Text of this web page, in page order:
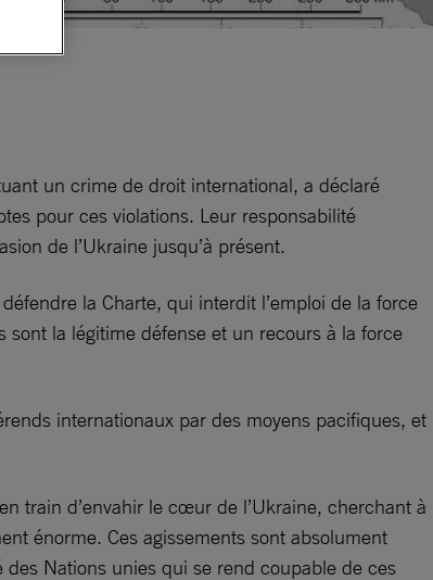
un crime de droit international, a déclaré
pour ces violations. Leur responsabilité
de l’Ukraine jusqu’à présent.
la Charte, qui interdit l’emploi de la force
sont la légitime défense et un recours à la force
internationaux par des moyens pacifiques, et
train d’envahir le cœur de l’Ukraine, cherchant à
énorme. Ces agissements sont absolument
Nations unies qui se rend coupable de ces